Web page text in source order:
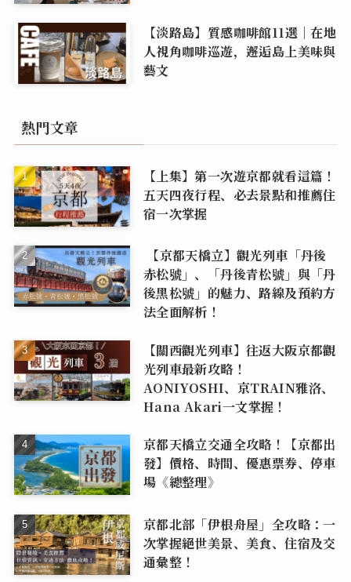
【淡路島】質感咖啡館11選｜在地
人視角咖啡巡遊，邂逅島上美味與
藝文
熱門文章
【上集】第一次遊京都就看這篇！
五天四夜行程、必去景點和推薦住
宿一次掌握
【京都天橋立】觀光列車「丹後
赤松號」、「丹後青松號」與「丹
後黑松號」的魅力、路線及預約方
法全面解析！
【關西觀光列車】往返大阪京都觀
光列車最新攻略！
AONIYOSHI、京TRAIN雅洛、
Hana Akari一文掌握！
京都天橋立交通全攻略！【京都出
發】價格、時間、優惠票券、停車
場《總整理》
京都北部「伊根舟屋」全攻略：一
次掌握絕世美景、美食、住宿及交
通彙整！